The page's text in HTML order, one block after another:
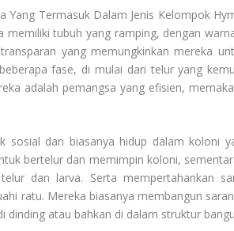
Yang Termasuk Dalam Jenis Kelompok
memiliki tubuh yang ramping, dengan
yang memungkinkan mereka
fase, di mulai dari telur yang
adalah pemangsa yang efisien,
sosial dan biasanya hidup dalam koloni
bertelur dan memimpin koloni,
dan larva. Serta mempertahankan
ratu. Mereka biasanya membangun
dinding atau bahkan di dalam struktur